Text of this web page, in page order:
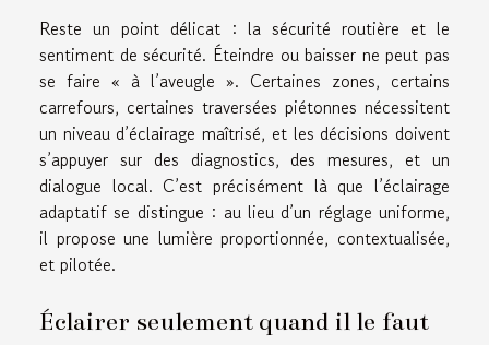
Reste un point délicat : la sécurité routière et le
sentiment de sécurité. Éteindre ou baisser ne peut pas
se faire « à l’aveugle ». Certaines zones, certains
carrefours, certaines traversées piétonnes nécessitent
un niveau d’éclairage maîtrisé, et les décisions doivent
s’appuyer sur des diagnostics, des mesures, et un
dialogue local. C’est précisément là que l’éclairage
adaptatif se distingue : au lieu d’un réglage uniforme,
il propose une lumière proportionnée, contextualisée,
et pilotée.
Éclairer seulement quand il le faut